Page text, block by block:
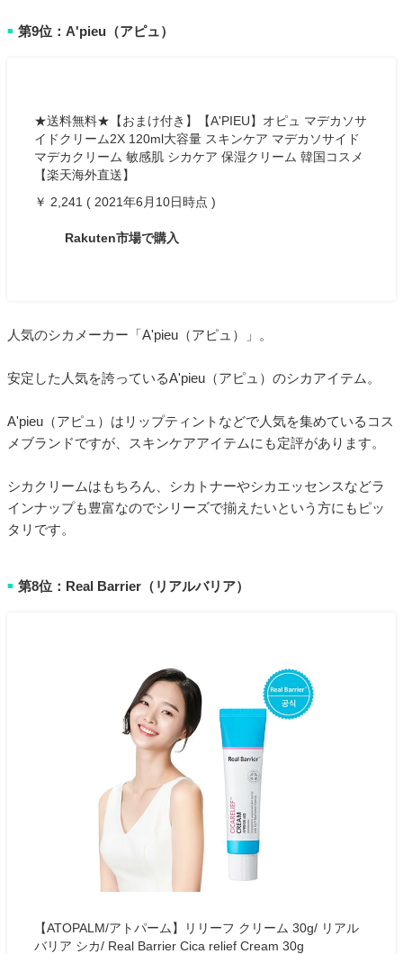
■ 第9位：A'pieu（アピュ）
★送料無料★【おまけ付き】【A'PIEU】オピュ マデカソサ
イドクリーム2X 120ml大容量 スキンケア マデカソサイド
マデカクリーム 敏感肌 シカケア 保湿クリーム 韓国コスメ
【楽天海外直送】
￥ 2,241 ( 2021年6月10日時点 )
Rakuten市場で購入
人気のシカメーカー「A'pieu（アピュ）」。
安定した人気を誇っているA'pieu（アピュ）のシカアイテム。
A'pieu（アピュ）はリップティントなどで人気を集めているコス
メブランドですが、スキンケアアイテムにも定評があります。
シカクリームはもちろん、シカトナーやシカエッセンスなどラ
インナップも豊富なのでシリーズで揃えたいという方にもピッ
タリです。
■ 第8位：Real Barrier（リアルバリア）
【ATOPALM/アトパーム】リリーフ クリーム 30g/ リアル
バリア シカ/ Real Barrier Cica relief Cream 30g